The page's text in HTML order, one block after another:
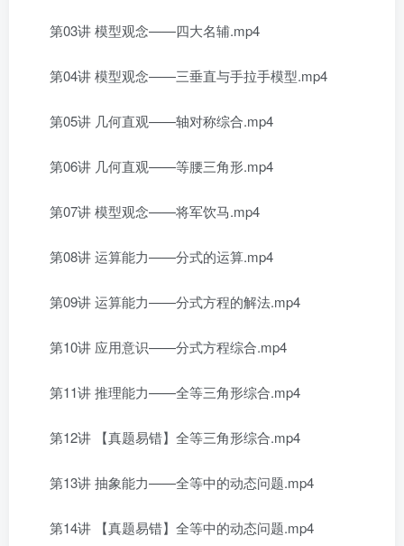
第03讲 模型观念——四大名辅.mp4
第04讲 模型观念——三垂直与手拉手模型.mp4
第05讲 几何直观——轴对称综合.mp4
第06讲 几何直观——等腰三角形.mp4
第07讲 模型观念——将军饮马.mp4
第08讲 运算能力——分式的运算.mp4
第09讲 运算能力——分式方程的解法.mp4
第10讲 应用意识——分式方程综合.mp4
第11讲 推理能力——全等三角形综合.mp4
第12讲 【真题易错】全等三角形综合.mp4
第13讲 抽象能力——全等中的动态问题.mp4
第14讲 【真题易错】全等中的动态问题.mp4